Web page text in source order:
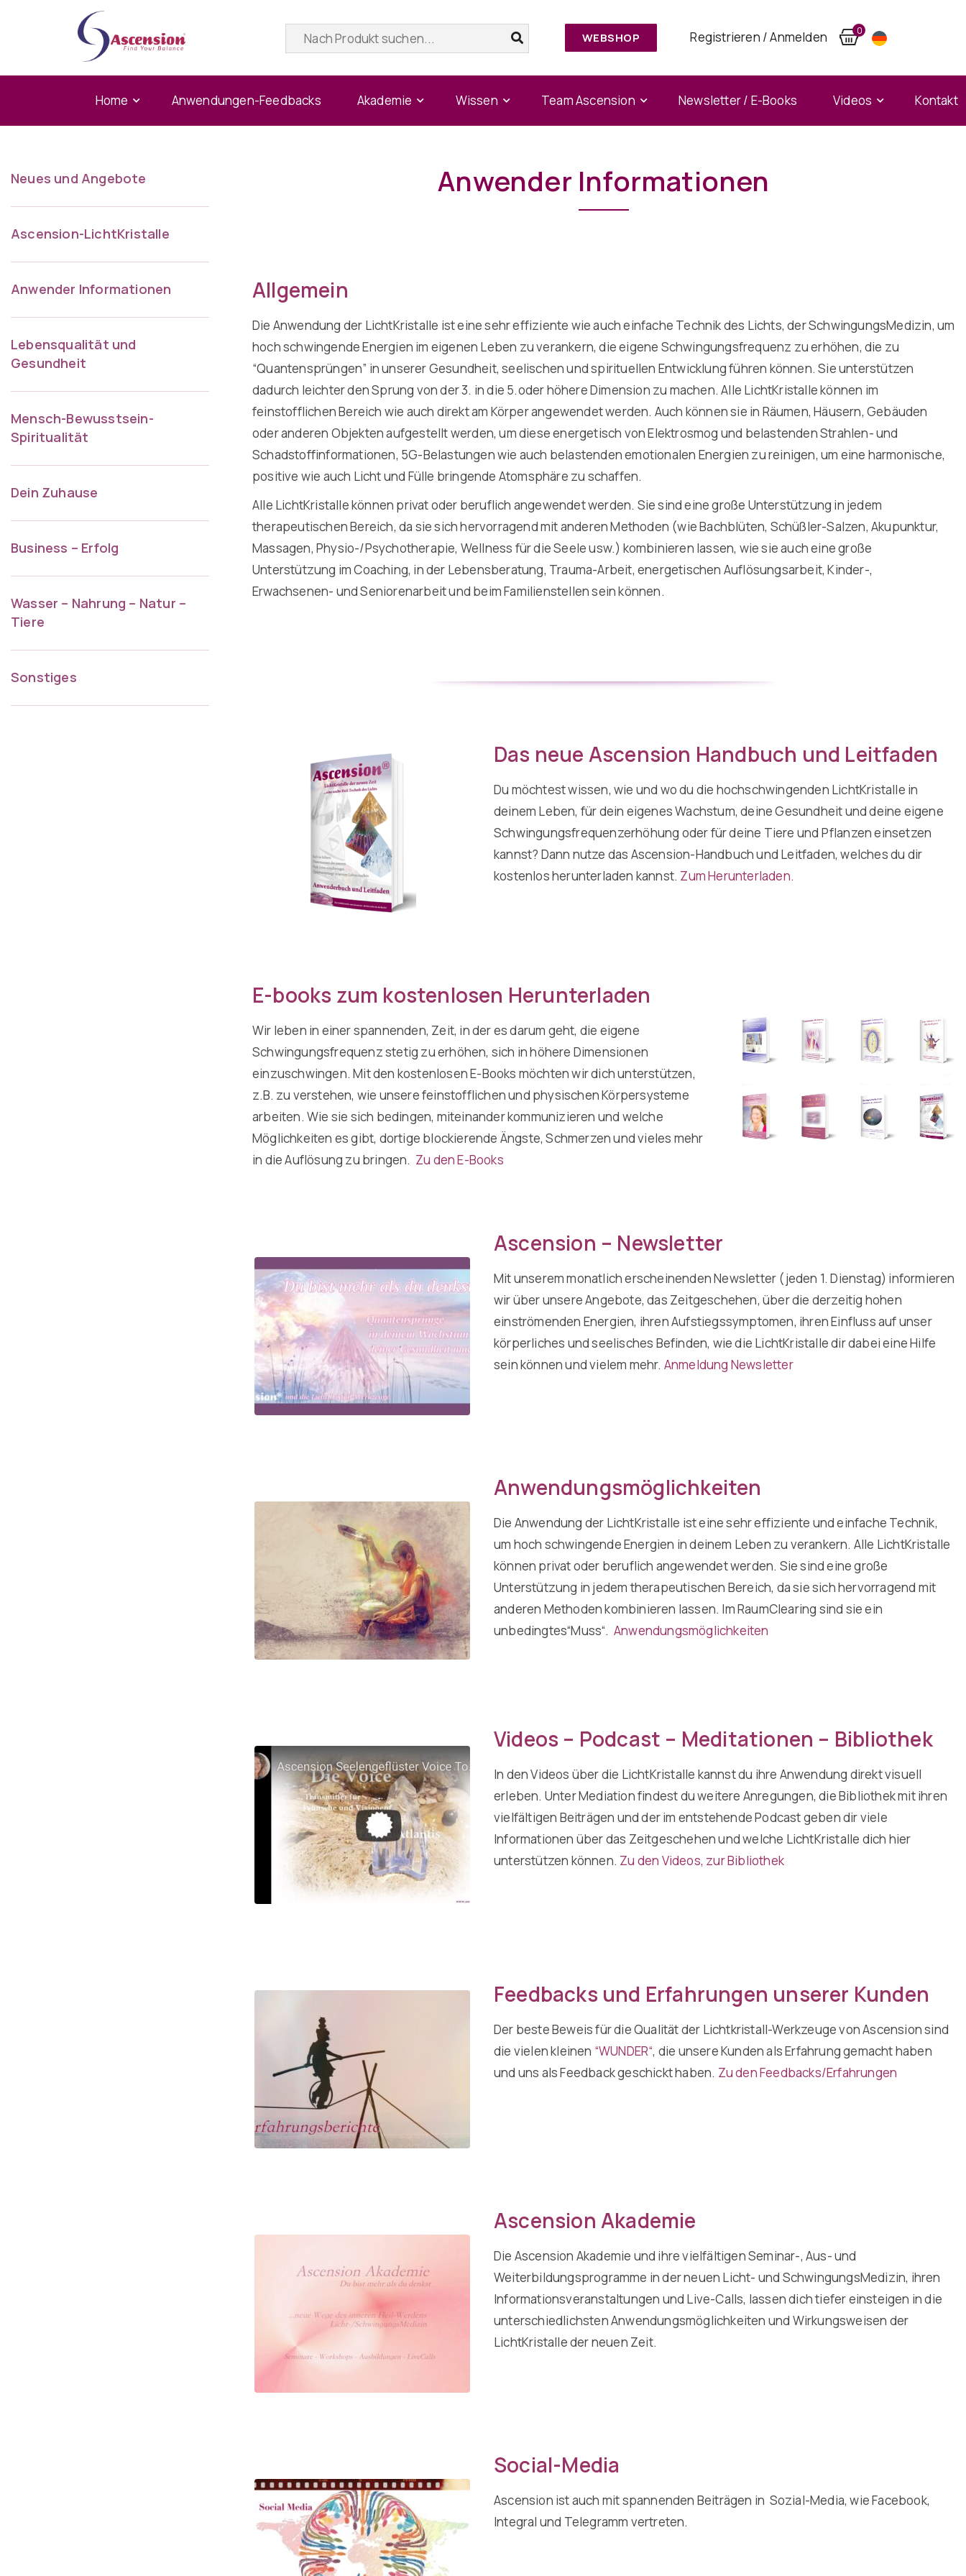
WEBSHOP Registrieren / Anmelden 0
Home Anwendungen-Feedbacks Akademie Wissen Team Ascension Newsletter / E-Books Videos Kontakt
Home/Anwender Informationen
Neues und Angebote
Ascension-LichtKristalle
Anwender Informationen
Lebensqualität und
Gesundheit
Mensch-Bewusstsein-
Spiritualität
Dein Zuhause
Business – Erfolg
Wasser – Nahrung – Natur –
Tiere
Sonstiges
Anwender Informationen
Allgemein
Die Anwendung der LichtKristalle ist eine sehr effiziente wie auch einfache Technik des Lichts, der SchwingungsMedizin, um
hoch schwingende Energien im eigenen Leben zu verankern, die eigene Schwingungsfrequenz zu erhöhen, die zu
“Quantensprüngen” in unserer Gesundheit, seelischen und spirituellen Entwicklung führen können. Sie unterstützen
dadurch leichter den Sprung von der 3. in die 5.oder höhere Dimension zu machen. Alle LichtKristalle können im
feinstofflichen Bereich wie auch direkt am Körper angewendet werden. Auch können sie in Räumen, Häusern, Gebäuden
oder anderen Objekten aufgestellt werden, um diese energetisch von Elektrosmog und belastenden Strahlen- und
Schadstoffinformationen, 5G-Belastungen wie auch belastenden emotionalen Energien zu reinigen, um eine harmonische,
positive wie auch Licht und Fülle bringende Atomsphäre zu schaffen.
Alle LichtKristalle können privat oder beruflich angewendet werden. Sie sind eine große Unterstützung in jedem
therapeutischen Bereich, da sie sich hervorragend mit anderen Methoden (wie Bachblüten, Schüßler-Salzen, Akupunktur,
Massagen, Physio-/Psychotherapie, Wellness für die Seele usw.) kombinieren lassen, wie sie auch eine große
Unterstützung im Coaching, in der Lebensberatung, Trauma-Arbeit, energetischen Auflösungsarbeit, Kinder-,
Erwachsenen- und Seniorenarbeit und beim Familienstellen sein können.
Das neue Ascension Handbuch und Leitfaden
Du möchtest wissen, wie und wo du die hochschwingenden LichtKristalle in
deinem Leben, für dein eigenes Wachstum, deine Gesundheit und deine eigene
Schwingungsfrequenzerhöhung oder für deine Tiere und Pflanzen einsetzen
kannst? Dann nutze das Ascension-Handbuch und Leitfaden, welches du dir
kostenlos herunterladen kannst. Zum Herunterladen.
E-books zum kostenlosen Herunterladen
Wir leben in einer spannenden, Zeit, in der es darum geht, die eigene
Schwingungsfrequenz stetig zu erhöhen, sich in höhere Dimensionen
einzuschwingen. Mit den kostenlosen E-Books möchten wir dich unterstützen,
z.B. zu verstehen, wie unsere feinstofflichen und physischen Körpersysteme
arbeiten. Wie sie sich bedingen, miteinander kommunizieren und welche
Möglichkeiten es gibt, dortige blockierende Ängste, Schmerzen und vieles mehr
in die Auflösung zu bringen. Zu den E-Books
Ascension – Newsletter
Mit unserem monatlich erscheinenden Newsletter (jeden 1. Dienstag) informieren
wir über unsere Angebote, das Zeitgeschehen, über die derzeitig hohen
einströmenden Energien, ihren Aufstiegssymptomen, ihren Einfluss auf unser
körperliches und seelisches Befinden, wie die LichtKristalle dir dabei eine Hilfe
sein können und vielem mehr. Anmeldung Newsletter
Anwendungsmöglichkeiten
Die Anwendung der LichtKristalle ist eine sehr effiziente und einfache Technik,
um hoch schwingende Energien in deinem Leben zu verankern. Alle LichtKristalle
können privat oder beruflich angewendet werden. Sie sind eine große
Unterstützung in jedem therapeutischen Bereich, da sie sich hervorragend mit
anderen Methoden kombinieren lassen. Im RaumClearing sind sie ein
unbedingtes“Muss“. Anwendungsmöglichkeiten
Videos – Podcast – Meditationen – Bibliothek
In den Videos über die LichtKristalle kannst du ihre Anwendung direkt visuell
erleben. Unter Mediation findest du weitere Anregungen, die Bibliothek mit ihren
vielfältigen Beiträgen und der im entstehende Podcast geben dir viele
Informationen über das Zeitgeschehen und welche LichtKristalle dich hier
unterstützen können. Zu den Videos, zur Bibliothek
Feedbacks und Erfahrungen unserer Kunden
Der beste Beweis für die Qualität der Lichtkristall-Werkzeuge von Ascension sind
die vielen kleinen “WUNDER“, die unsere Kunden als Erfahrung gemacht haben
und uns als Feedback geschickt haben. Zu den Feedbacks/Erfahrungen
Ascension Akademie
Die Ascension Akademie und ihre vielfältigen Seminar-, Aus- und
Weiterbildungsprogramme in der neuen Licht- und SchwingungsMedizin, ihren
Informationsveranstaltungen und Live-Calls, lassen dich tiefer einsteigen in die
unterschiedlichsten Anwendungsmöglichkeiten und Wirkungsweisen der
LichtKristalle der neuen Zeit.
Social-Media
Ascension ist auch mit spannenden Beiträgen in Sozial-Media, wie Facebook,
Integral und Telegramm vertreten.